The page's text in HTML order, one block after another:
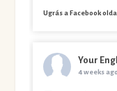
Ugrás a Facebook
Your
4 weeks ago